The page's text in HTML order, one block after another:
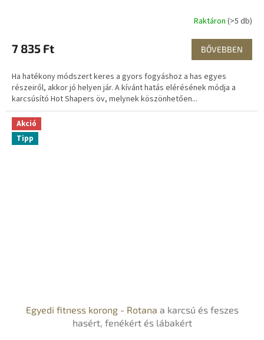
Raktáron (>5 db)
7 835 Ft BŐVEBBEN
Ha hatékony módszert keres a gyors fogyáshoz a has egyes
részeiről, akkor jó helyen jár. A kívánt hatás elérésének módja a
karcsúsító Hot Shapers öv, melynek köszönhetően...
Akció
Tipp
Egyedi fitness korong - Rotana a karcsú és feszes
hasért, fenékért és lábakért